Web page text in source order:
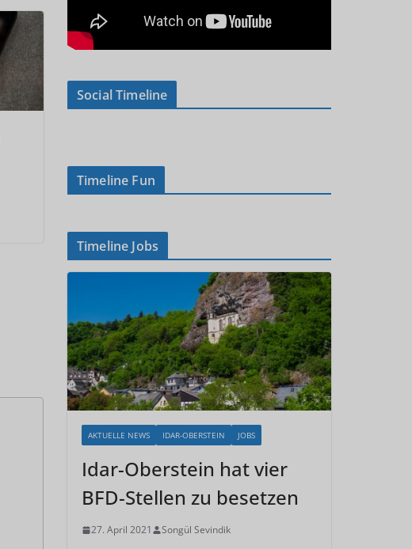
Social Timeline
Timeline Fun
Timeline Jobs
AKTUELLE NEWS IDAR-OBERSTEIN JOBS
Idar-Oberstein hat vier
BFD-Stellen zu besetzen
27. April 2021 Songül Sevindik